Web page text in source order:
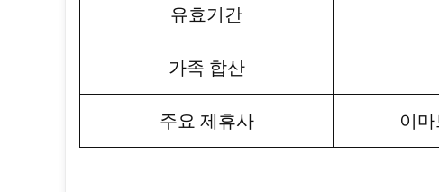
유효기간
가족 합산
주요 제휴사 이